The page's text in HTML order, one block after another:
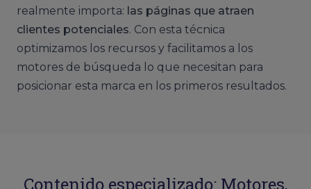
realmente importa: las páginas que atraen
clientes potenciales. Con esta técnica
optimizamos los recursos y facilitamos a los
motores de búsqueda lo que necesitan para
posicionar esta marca en los primeros resultados.
Contenido especializado: Motores,